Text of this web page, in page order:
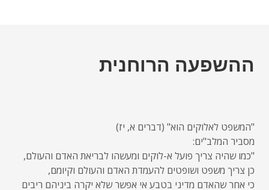
ההשפעה הרוחנית
"המשפט לאלוקים הוא" (דברים א, יז)
מסביר המלב"ים:
"כמו שהיה צריך פועל א-לוקים ומעשהו לבריאת האדם והעולם,
כן צריך משפט ושופטים להעמדת האדם והעולם וקיומם,
כי אחר שהאדם מדיני בטבע אי אפשר שלא יקרה ביניהם ריבים